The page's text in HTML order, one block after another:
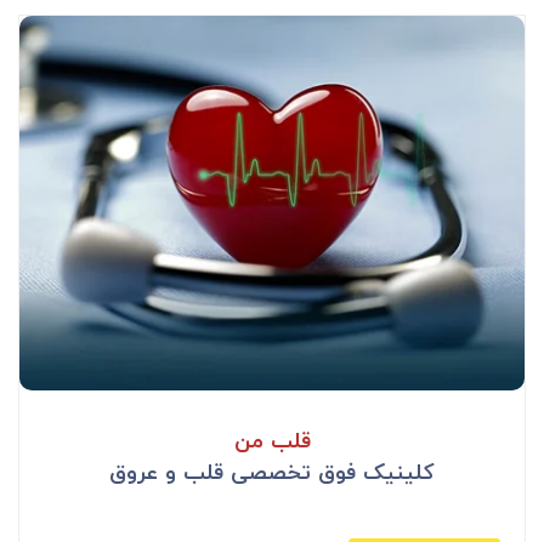
قلب من
کلینیک فوق تخصصی قلب و عروق